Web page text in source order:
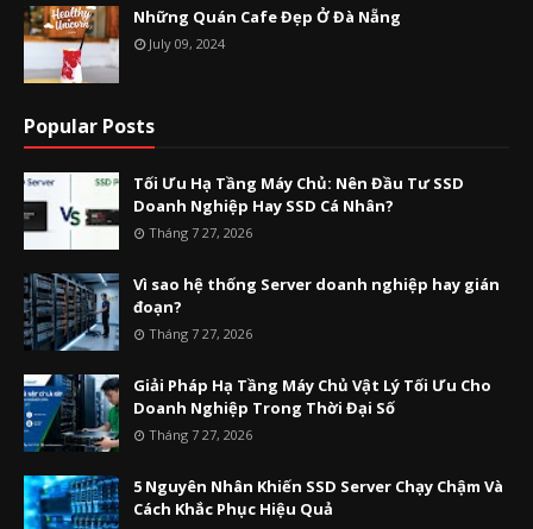
Những Quán Cafe Đẹp Ở Đà Nẵng
July 09, 2024
Popular Posts
Tối Ưu Hạ Tầng Máy Chủ: Nên Đầu Tư SSD
Doanh Nghiệp Hay SSD Cá Nhân?
Tháng 7 27, 2026
Vì sao hệ thống Server doanh nghiệp hay gián
đoạn?
Tháng 7 27, 2026
Giải Pháp Hạ Tầng Máy Chủ Vật Lý Tối Ưu Cho
Doanh Nghiệp Trong Thời Đại Số
Tháng 7 27, 2026
5 Nguyên Nhân Khiến SSD Server Chạy Chậm Và
Cách Khắc Phục Hiệu Quả